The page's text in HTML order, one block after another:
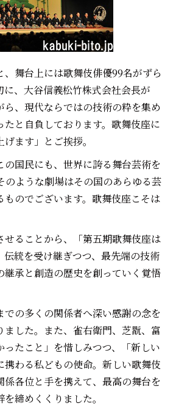
舞台上には歌舞伎俳優99名がずら
、大谷信義松竹株式会社会長が
ら、現代ならではの技術の粋を集め
と自負しております。歌舞伎座に
ます」とご挨拶。
国民にも、世界に誇る舞台芸術を
ような劇場はその国のあらゆる芸
のでございます。歌舞伎座こそは
ることから、「第五期歌舞伎座は
統を受け継ぎつつ、最先端の技術
承と創造の歴史を創っていく覚悟
の多くの関係者へ深い感謝の念を
した。また、雀右衛門、芝翫、富
たこと」を惜しみつつ、「新しい
わる私どもの使命。新しい歌舞伎
各位と手を携えて、最高の舞台を
締めくくりました。